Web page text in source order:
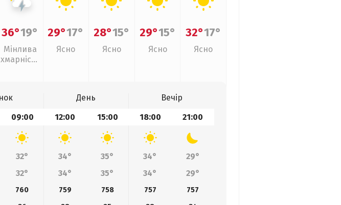
36°19°
Мінлива
хмарність
29°17°
Ясно
28°15°
Ясно
29°15°
Ясно
32°17°
Ясно
День
Вечір
09:00 12:00 15:00 18:00 21:00
32° 34° 35° 34°
29°
32° 34° 35° 34° 29°
760 759 758 757
757